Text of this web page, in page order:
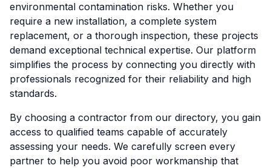
environmental contamination risks. Whether you
require a new installation, a complete system
replacement, or a thorough inspection, these projects
demand exceptional technical expertise. Our platform
simplifies the process by connecting you directly with
professionals recognized for their reliability and high
standards.
By choosing a contractor from our directory, you gain
access to qualified teams capable of accurately
assessing your needs. We carefully screen every
partner to help you avoid poor workmanship that